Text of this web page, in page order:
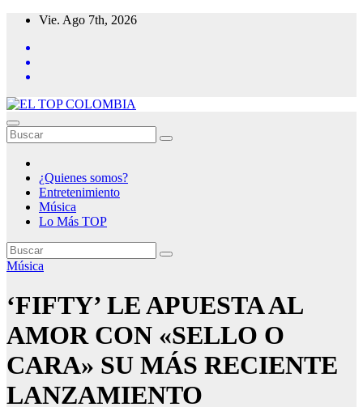
Saltar
contenido
Vie. Ago 7th, 2026
¿Quienes somos?
Entretenimiento
Música
Lo Más TOP
Música
‘FIFTY’ LE APUESTA AL
AMOR CON «SELLO O
CARA» SU MÁS RECIENTE
LANZAMIENTO